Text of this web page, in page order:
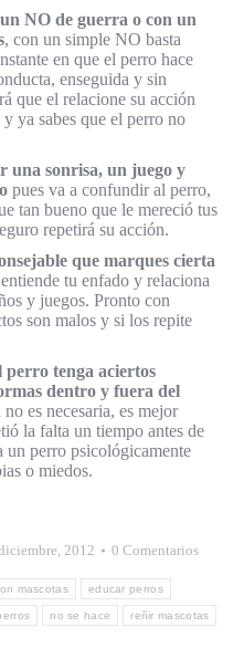
NO de guerra o con un
, con un simple NO basta
en que el perro hace
enseguida y sin
que el relacione su acción
ya sabes que el perro no
una sonrisa, un juego y
pues va a confundir al perro,
tan bueno que le mereció tus
repetirá su acción.
que marques cierta
tu enfado y relaciona
y juegos. Pronto con
son malos y si los repite
perro tenga aciertos
dentro y fuera del
es necesaria, es mejor
la falta un tiempo antes de
un perro psicológicamente
o miedos.
2012 0 Comentarios
mascotas educar perros
no se hace reñir mascotas